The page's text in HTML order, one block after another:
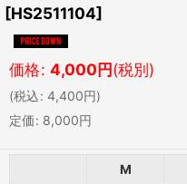
[HS2511104]
価格: 4,000円(税別)
(税込: 4,400円)
定価: 8,000円
M